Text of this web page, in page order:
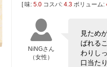
[ 味: 5.0 コスパ: 4.3 ボリューム:
NiNGさん
（女性）
見ため
ばれる
わりし
口当た